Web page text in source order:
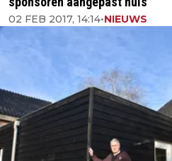
02 FEB 2017, 14:14•NIEUWS